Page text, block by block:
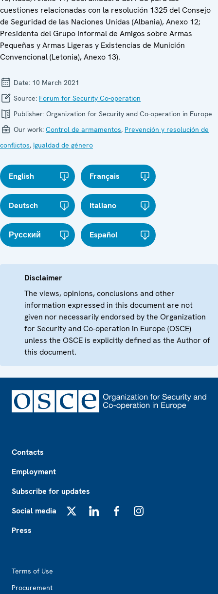
cuestiones relacionadas con la resolución 1325 del Consejo
de Seguridad de las Naciones Unidas (Albania), Anexo 12;
Presidenta del Grupo Informal de Amigos sobre Armas
Pequeñas y Armas Ligeras y Existencias de Munición
Convencional (Letonia), Anexo 13).
Date: 10 March 2021
Source: Forum for Security Co-operation
Publisher: Organization for Security and Co-operation in Europe
Our work: Control de armamentos, Prevención y resolución de
conflictos, Igualdad de género
English Français
Deutsch Italiano
Русский Español
Disclaimer
The views, opinions, conclusions and other
information expressed in this document are not
given nor necessarily endorsed by the Organization
for Security and Co-operation in Europe (OSCE)
unless the OSCE is explicitly defined as the Author of
this document.
Contacts
Employment
Subscribe for updates
Social media
Press
Terms of Use
Procurement